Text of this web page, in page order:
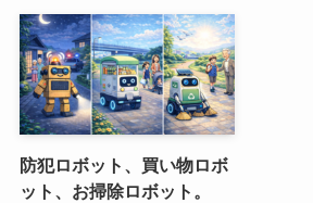
防犯ロボット、買い物ロボ
ット、お掃除ロボット。